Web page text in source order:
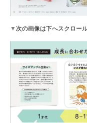
▼次の画像は下へスクロー